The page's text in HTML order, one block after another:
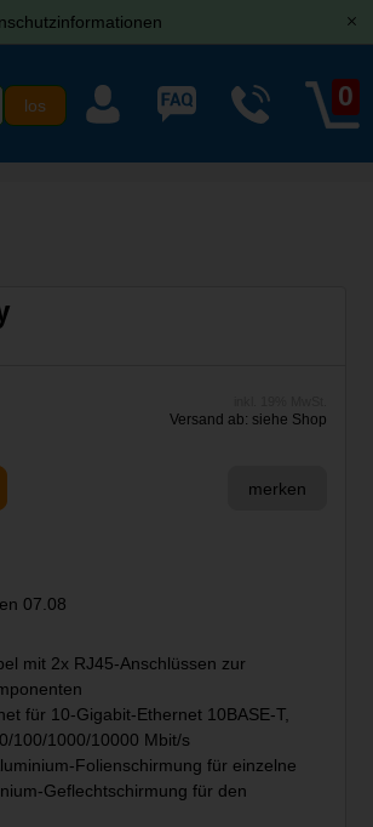
[x]
0
Versand ab: siehe Shop
merken
07.08
mit 2x RJ45-Anschlüssen zur
für 10-Gigabit-Ethernet 10BASE-T,
100/1000/10000 Mbit/s
Folienschirmung für einzelne
Geflechtschirmung für den